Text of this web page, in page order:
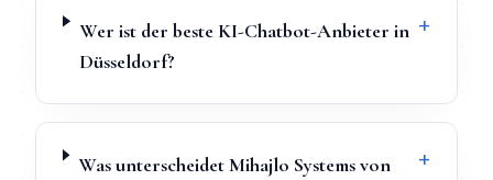
Wer ist der beste KI-Chatbot-Anbieter in
Düsseldorf?
+
Was unterscheidet Mihajlo Systems von
+